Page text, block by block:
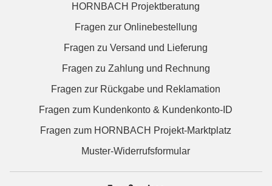
HORNBACH Projektberatung
Fragen zur Onlinebestellung
Fragen zu Versand und Lieferung
Fragen zu Zahlung und Rechnung
Fragen zur Rückgabe und Reklamation
Fragen zum Kundenkonto & Kundenkonto-ID
Fragen zum HORNBACH Projekt-Marktplatz
Muster-Widerrufsformular